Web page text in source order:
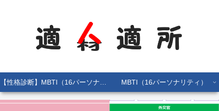
【性格診断】MBTI（16パーソナリティ）とは MBTI（16パーソナリティ）